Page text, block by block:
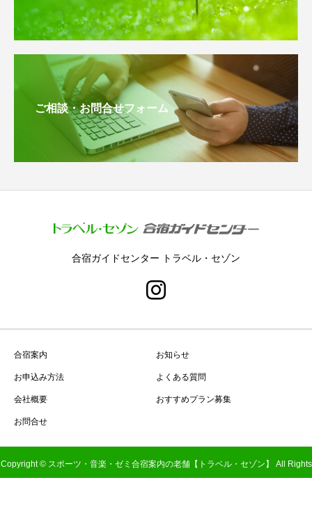
ご相談・お問合せフォーム
合宿ガイドセンター トラベル・セゾン
合宿案内 お知らせ
お申込み方法 よくある質問
会社概要 おすすめプラン募集
お問合せ
Copyright © スポーツ・音楽・ゼミ合宿案内の老舗【トラベル・セゾン】 All Rights